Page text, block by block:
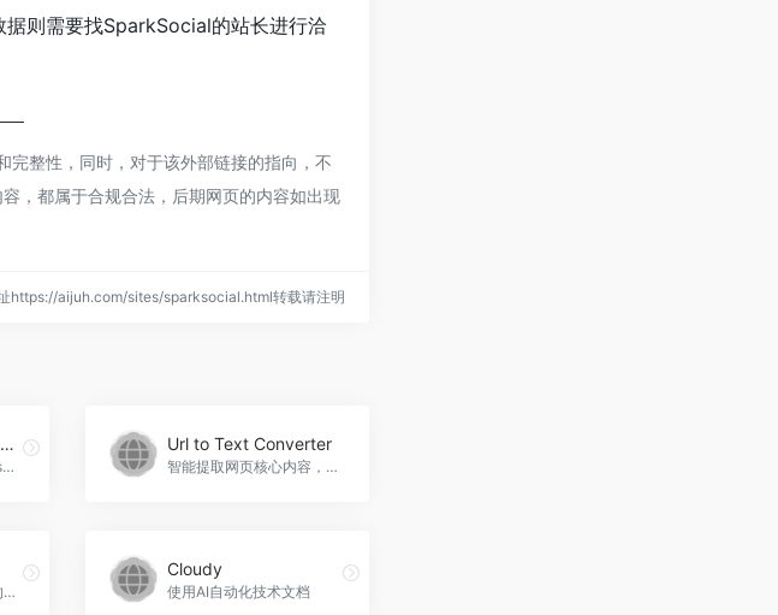
则需要找SparkSocial的站长进行洽
整性，同时，对于该外部链接的指向，不
，都属于合规合法，后期网页的内容如出现
https://aijuh.com/sites/sparksocial.html转载请注明
Composer – Your AI Copilot for Trading
投资的编曲者，Composer - Your AI Copilot for Trading官网入口网址
Url to Text Converter
智能提取网页核心内容，一键转换为文本。Url to Text Converter官网入口网址
用AI生成的图片，提高约会匹配度，TinderProfile.ai官网入口网址
Cloudy
使用AI自动化技术文档